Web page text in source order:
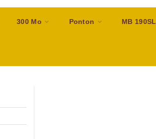
300 Mo Ponton MB 190SL